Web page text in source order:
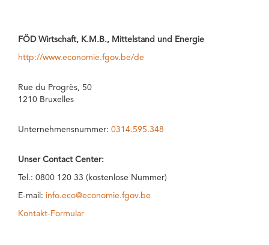
FÖD Wirtschaft, K.M.B., Mittelstand und Energie
http://www.economie.fgov.be/de
Rue du Progrès, 50
1210 Bruxelles
Unternehmensnummer: 0314.595.348
Unser Contact Center:
Tel.: 0800 120 33 (kostenlose Nummer)
E-mail: info.eco@economie.fgov.be
Kontakt-Formular